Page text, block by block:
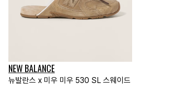
NEW BALANCE
뉴발란스 x 미우 미우 530 SL 스웨이드